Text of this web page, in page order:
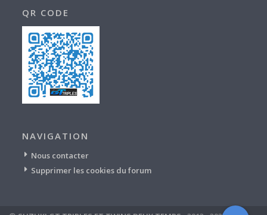
QR CODE
NAVIGATION
Nous contacter
Supprimer les cookies du forum